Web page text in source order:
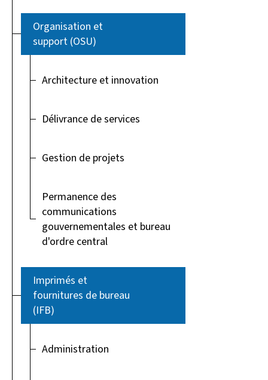
Organisation et
support (OSU)
Architecture et innovation
Délivrance de services
Gestion de projets
Permanence des
communications
gouvernementales et bureau
d'ordre central
Imprimés et
fournitures de bureau
(IFB)
Administration